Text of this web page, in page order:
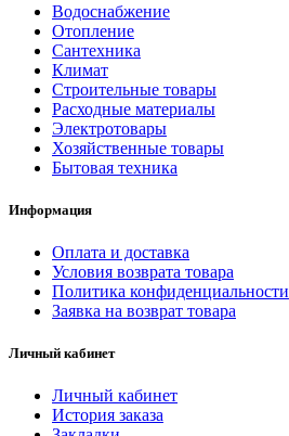
Водоснабжение
Отопление
Сантехника
Климат
Строительные товары
Расходные материалы
Электротовары
Хозяйственные товары
Бытовая техника
Информация
Оплата и доставка
Условия возврата товара
Политика конфиденциальности
Заявка на возврат товара
Личный кабинет
Личный кабинет
История заказа